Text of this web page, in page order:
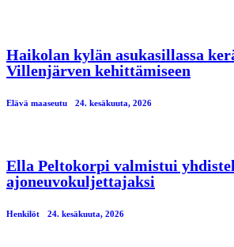
Haikolan kylän asukasillassa
Villenjärven kehittämiseen
Elävä maaseutu 24. kesäkuuta, 2026
Ella Peltokorpi valmistui
ajoneuvokuljettajaksi
Henkilöt 24. kesäkuuta, 2026